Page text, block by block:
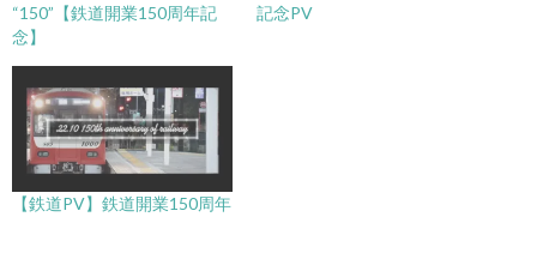
“150”【鉄道開業150周年記
念】
記念PV
【鉄道PV】鉄道開業150周年